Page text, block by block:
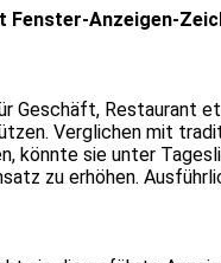
Fenster-Anzeigen-
Restaurant
Verglichen mit
könnte sie unter
zu erhöhen.